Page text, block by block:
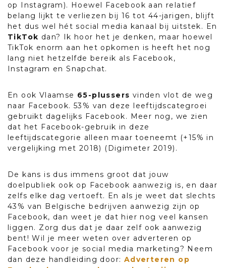
op Instagram). Hoewel Facebook aan relatief
belang lijkt te verliezen bij 16 tot 44-jarigen, blijft
het dus wel hét social media kanaal bij uitstek. En
TikTok dan? Ik hoor het je denken, maar hoewel
TikTok enorm aan het opkomen is heeft het nog
lang niet hetzelfde bereik als Facebook,
Instagram en Snapchat.
En ook Vlaamse 65-plussers vinden vlot de weg
naar Facebook. 53% van deze leeftijdscategroei
gebruikt dagelijks Facebook. Meer nog, we zien
dat het Facebook-gebruik in deze
leeftijdscategorie alleen maar toeneemt (+15% in
vergelijking met 2018) (Digimeter 2019).
De kans is dus immens groot dat jouw
doelpubliek ook op Facebook aanwezig is, en daar
zelfs elke dag vertoeft. En als je weet dat slechts
43% van Belgische bedrijven aanwezig zijn op
Facebook, dan weet je dat hier nog veel kansen
liggen. Zorg dus dat je daar zelf ook aanwezig
bent! Wil je meer weten over adverteren op
Facebook voor je social media marketing? Neem
dan deze handleiding door: Adverteren op